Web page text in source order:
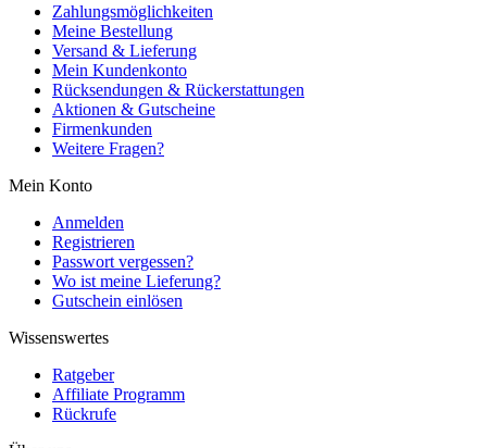
Zahlungsmöglichkeiten
Meine Bestellung
Versand & Lieferung
Mein Kundenkonto
Rücksendungen & Rückerstattungen
Aktionen & Gutscheine
Firmenkunden
Weitere Fragen?
Mein Konto
Anmelden
Registrieren
Passwort vergessen?
Wo ist meine Lieferung?
Gutschein einlösen
Wissenswertes
Ratgeber
Affiliate Programm
Rückrufe